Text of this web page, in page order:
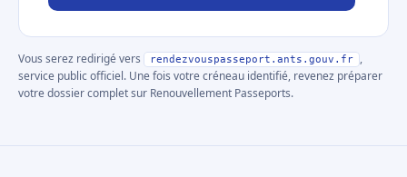
Vous serez redirigé vers rendezvouspasseport.ants.gouv.fr
,
service public officiel. Une fois votre créneau identifié, revenez préparer
votre dossier complet sur Renouvellement Passeports.